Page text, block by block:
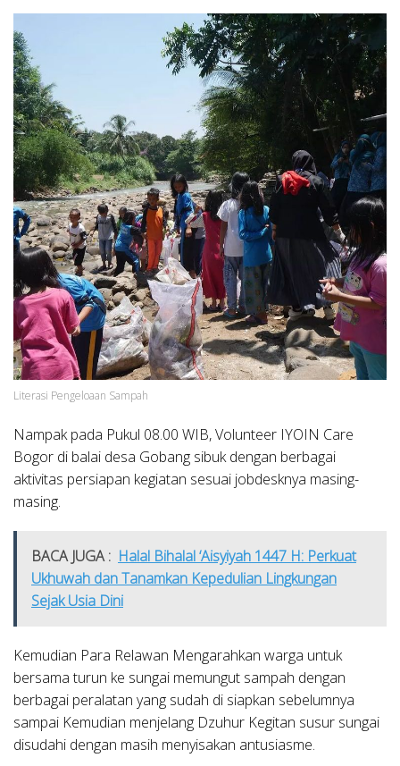
Literasi Pengeloaan Sampah
Nampak pada Pukul 08.00 WIB, Volunteer IYOIN Care
Bogor di balai desa Gobang sibuk dengan berbagai
aktivitas persiapan kegiatan sesuai jobdesknya masing-
masing.
BACA JUGA : Halal Bihalal ‘Aisyiyah 1447 H: Perkuat
Ukhuwah dan Tanamkan Kepedulian Lingkungan
Sejak Usia Dini
Kemudian Para Relawan Mengarahkan warga untuk
bersama turun ke sungai memungut sampah dengan
berbagai peralatan yang sudah di siapkan sebelumnya
sampai Kemudian menjelang Dzuhur Kegitan susur sungai
disudahi dengan masih menyisakan antusiasme.